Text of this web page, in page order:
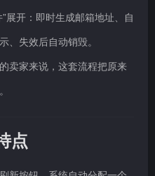
展开：即时生成邮箱地址、自
、失效后自动销毁。
卖家来说，这套流程把原来
点